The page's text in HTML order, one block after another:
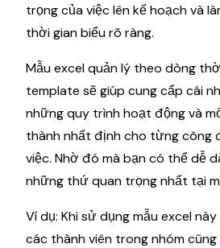
trọng của việc lên kế hoạch và
thời gian biểu rõ ràng.
Mẫu excel quản lý theo dòng
template sẽ giúp cung cấp cái
những quy trình hoạt động và
thành nhất định cho từng công
việc. Nhờ đó mà bạn có thể dễ
những thứ quan trọng nhất tại
Ví dụ: Khi sử dụng mẫu excel
các thành viên trong nhóm